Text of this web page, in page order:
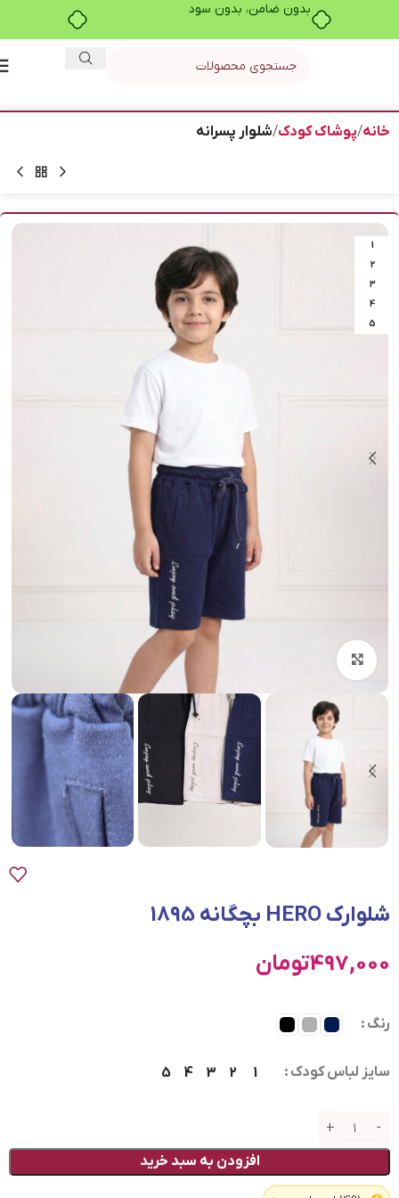
بدون ضامن، بدون سود
خانه پوشاک کودک شلوار پسرانه
1
2
3
4
5
بزرگنمایی تصویر
شلوارک HERO بچگانه 1895
497,000تومان
رنگ
سایز لباس کودک 1
2
3
4
5
افزودن به سبد خرید